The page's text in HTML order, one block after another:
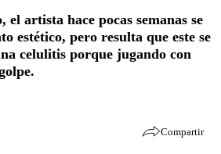
el artista hace pocas semanas se
estético, pero resulta que este se
celulitis porque jugando con
Compartir